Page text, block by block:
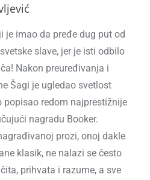
je imao da pređe dug put od
slave, jer je isti odbilo
Nakon preuređivanja i
Šagi je ugledao svetlost
redom najprestižnije
nagradu Booker.
prozi, onoj dakle
klasik, ne nalazi se često
prihvata i razume, a sve